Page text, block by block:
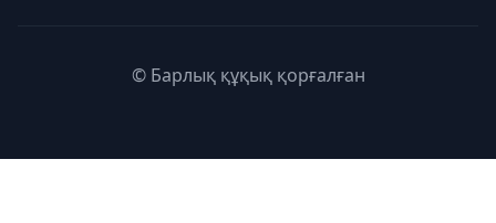
© Барлық құқық қорғалған